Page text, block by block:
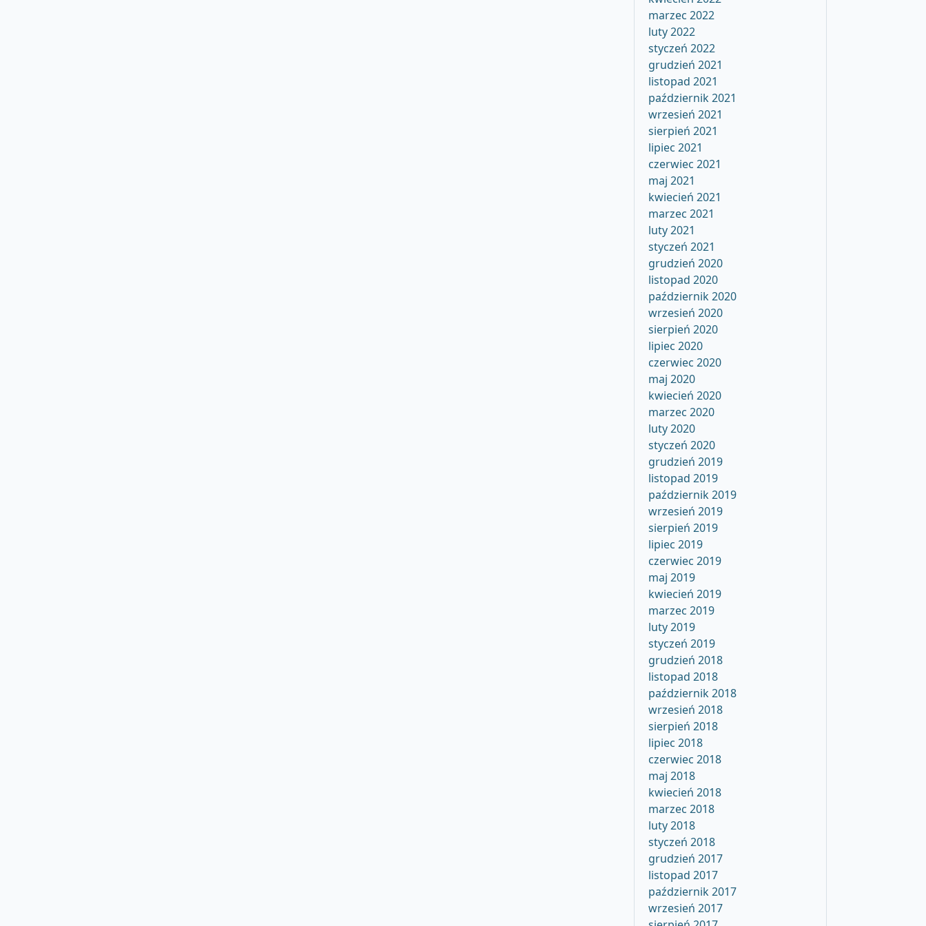
marzec 2022
luty 2022
styczeń 2022
grudzień 2021
listopad 2021
październik 2021
wrzesień 2021
sierpień 2021
lipiec 2021
czerwiec 2021
maj 2021
kwiecień 2021
marzec 2021
luty 2021
styczeń 2021
grudzień 2020
listopad 2020
październik 2020
wrzesień 2020
sierpień 2020
lipiec 2020
czerwiec 2020
maj 2020
kwiecień 2020
marzec 2020
luty 2020
styczeń 2020
grudzień 2019
listopad 2019
październik 2019
wrzesień 2019
sierpień 2019
lipiec 2019
czerwiec 2019
maj 2019
kwiecień 2019
marzec 2019
luty 2019
styczeń 2019
grudzień 2018
listopad 2018
październik 2018
wrzesień 2018
sierpień 2018
lipiec 2018
czerwiec 2018
maj 2018
kwiecień 2018
marzec 2018
luty 2018
styczeń 2018
grudzień 2017
listopad 2017
październik 2017
wrzesień 2017